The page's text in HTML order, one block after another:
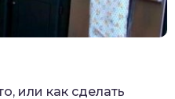
или как сделать